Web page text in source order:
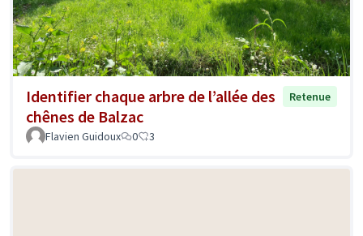
Identifier chaque arbre de l’allée des
chênes de Balzac
Retenue
Flavien Guidoux 0 3